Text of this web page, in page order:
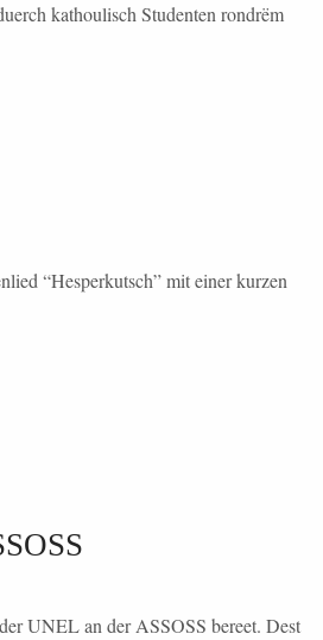
kathoulisch Studenten rondrëm
“Hesperkutsch” mit einer kurzen
UNEL an der ASSOSS bereet. Dest